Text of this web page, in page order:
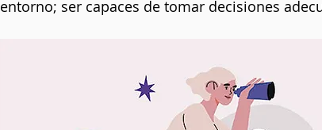
entorno; ser capaces de tomar decisiones